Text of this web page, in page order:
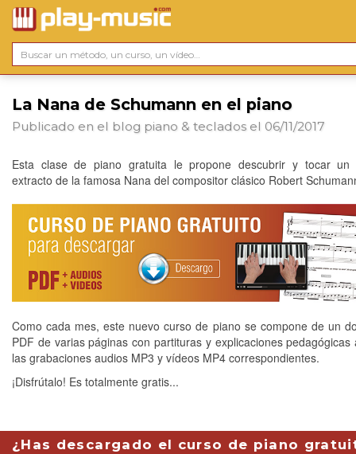
La Nana de Schumann en el piano
Publicado en el blog piano & teclados el 06/11/2017
Esta clase de piano gratuita le propone descubrir y tocar un
extracto de la famosa Nana del compositor clásico Robert
Como cada mes, este nuevo curso de piano se compone de un
PDF de varias páginas con partituras y explicaciones pedagógicas
las grabaciones audios MP3 y vídeos MP4 correspondientes.
¡Disfrútalo! Es totalmente gratis...
¿Has descargado el curso de piano